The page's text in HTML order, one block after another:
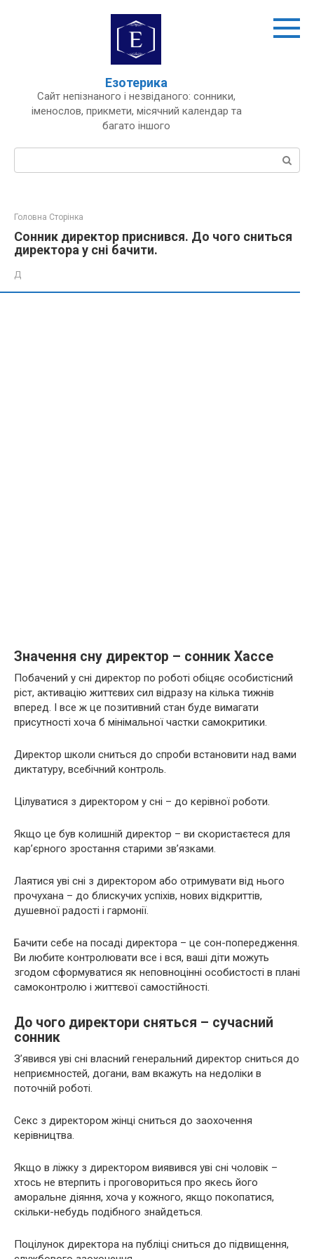
Езотерика
Сайт непізнаного і незвіданого: сонники,
іменослов, прикмети, місячний календар та
багато іншого
Пошук:
Головна Сторінка
Сонник директор приснився. До чого сниться
директора у сні бачити.
Д
Значення сну директор – сонник Хассе
Побачений у сні директор по роботі обіцяє особистісний
ріст, активацію життєвих сил відразу на кілька тижнів
вперед. І все ж це позитивний стан буде вимагати
присутності хоча б мінімальної частки самокритики.
Директор школи сниться до спроби встановити над вами
диктатуру, всебічний контроль.
Цілуватися з директором у сні – до керівної роботи.
Якщо це був колишній директор – ви скористаєтеся для
кар’єрного зростання старими зв’язками.
Лаятися уві сні з директором або отримувати від нього
прочухана – до блискучих успіхів, нових відкриттів,
душевної радості і гармонії.
Бачити себе на посаді директора – це сон-попередження.
Ви любите контролювати все і вся, ваші діти можуть
згодом сформуватися як неповноцінні особистості в плані
самоконтролю і життєвої самостійності.
До чого директори сняться – сучасний
сонник
З’явився уві сні власний генеральний директор сниться до
неприємностей, догани, вам вкажуть на недоліки в
поточній роботі.
Секс з директором жінці сниться до заохочення
керівництва.
Якщо в ліжку з директором виявився уві сні чоловік –
хтось не втерпить і проговориться про якесь його
аморальне діяння, хоча у кожного, якщо покопатися,
скільки-небудь подібного знайдеться.
Поцілунок директора на публіці сниться до підвищення,